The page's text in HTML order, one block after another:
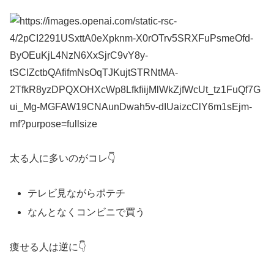
太る人に多いのがコレ👇
テレビ見ながらポテチ
なんとなくコンビニで買う
痩せる人は逆に👇